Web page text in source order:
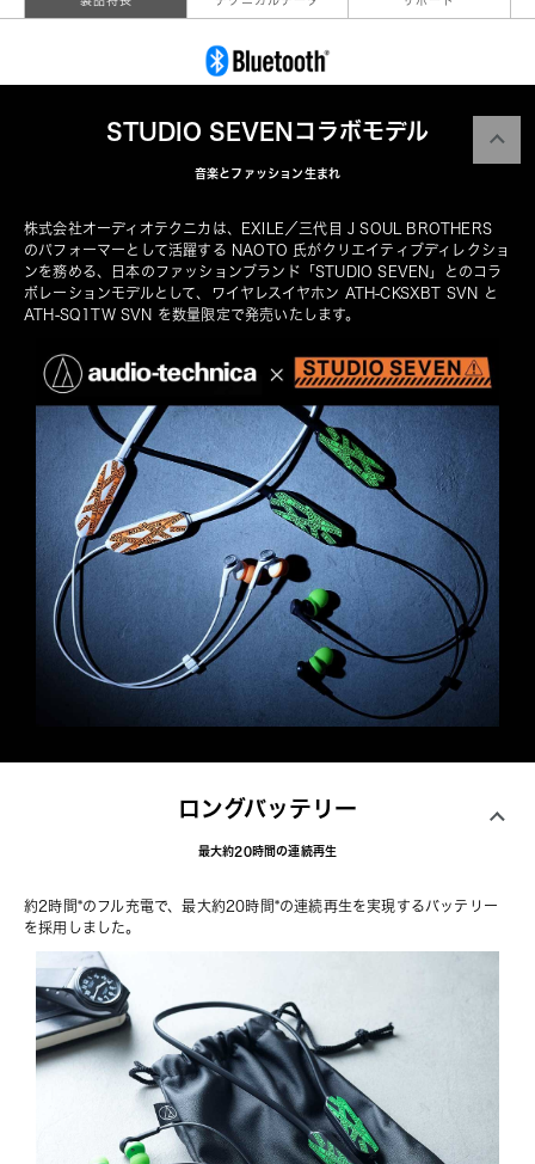
STUDIO SEVENコラボモデル
音楽とファッション生まれ
株式会社オーディオテクニカは、EXILE／三代目 J SOUL BROTHERS
のパフォーマーとして活躍する NAOTO 氏がクリエイティブディレクショ
ンを務める、日本のファッションブランド「STUDIO SEVEN」とのコラ
ATH-SQ1TW SVN を数量限定で発売いたします。
ロングバッテリー
最大約20時間の連続再生
約2時間*のフル充電で、最大約20時間*の連続再生を実現するバッテリー
を採用しました。